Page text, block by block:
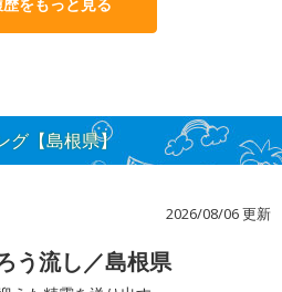
グ【島根県】
2026/08/06 更新
う流し／島根県